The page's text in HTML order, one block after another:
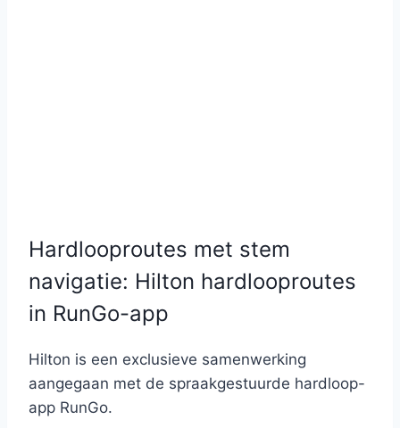
Hardlooproutes met stem
navigatie: Hilton hardlooproutes
in RunGo-app
Hilton is een exclusieve samenwerking
aangegaan met de spraakgestuurde hardloop-
app RunGo.